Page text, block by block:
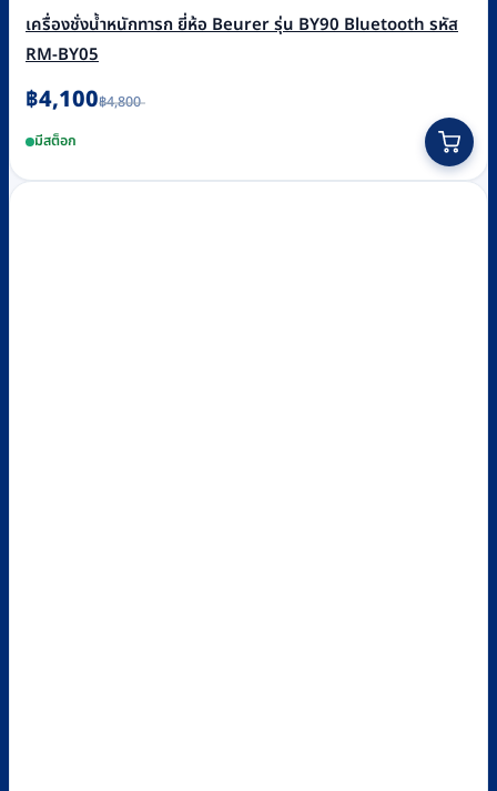
เครื่องชั่งน้ำหนักทารก ยี่ห้อ Beurer รุ่น BY90 Bluetooth รหัส
RM-BY05
฿4,800
Original
price
was:
฿4,800.
฿4,100
Current
price
is:
฿4,100.
มีสต็อก